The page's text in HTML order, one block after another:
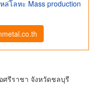
ล่โลหะ Mass production
ศรีราชา จังหวัดชลบุรี